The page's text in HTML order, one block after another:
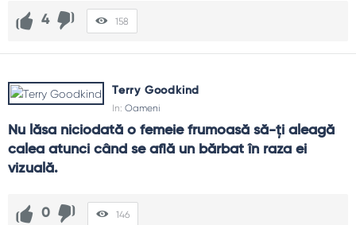
4 158
Terry Goodkind
In: Oameni
Nu lăsa niciodată o femeie frumoasă să-ți aleagă
calea atunci când se află un bărbat în raza ei
vizuală.
0 146